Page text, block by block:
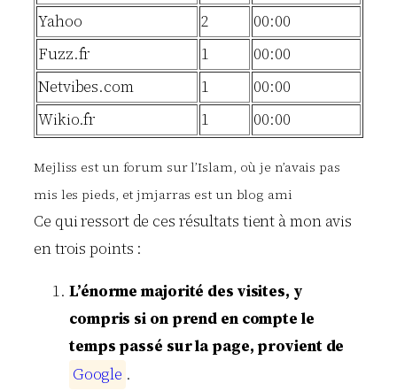
Yahoo
2
00:00
Fuzz.fr
1
00:00
Netvibes.com
1
00:00
Wikio.fr
1 00:00
Mejliss est un forum sur l’Islam, où je n’avais pas
mis les pieds, et jmjarras est un blog ami
Ce qui ressort de ces résultats tient à mon avis
en trois points :
L’énorme majorité des visites, y
compris si on prend en compte le
temps passé sur la page, provient de
Google .